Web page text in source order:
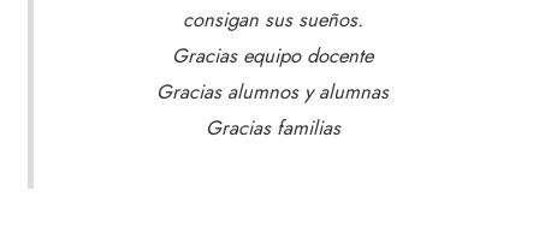
consigan sus sueños.
Gracias equipo docente
Gracias alumnos y alumnas
Gracias familias